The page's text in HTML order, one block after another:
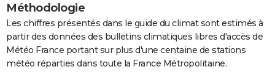
Méthodologie
Les chiffres présentés dans le guide du climat sont estimés à
partir des données des bulletins climatiques libres d'accès de
Météo France portant sur plus d'une centaine de stations
météo réparties dans toute la France Métropolitaine.